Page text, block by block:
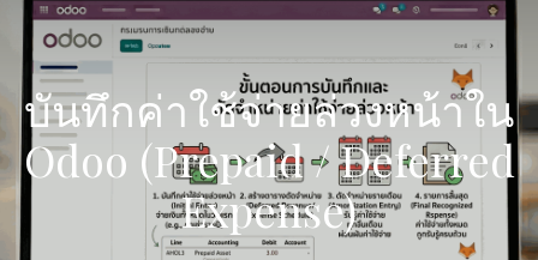
บันทึกค่าใช้จ่ายล่วงหน้าใน
Odoo (Prepaid / Deferred
Expense)